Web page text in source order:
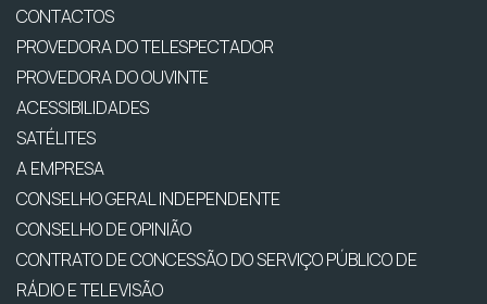
CONTACTOS
PROVEDORA DO TELESPECTADOR
PROVEDORA DO OUVINTE
ACESSIBILIDADES
SATÉLITES
A EMPRESA
CONSELHO GERAL INDEPENDENTE
CONSELHO DE OPINIÃO
CONTRATO DE CONCESSÃO DO SERVIÇO PÚBLICO DE
RÁDIO E TELEVISÃO